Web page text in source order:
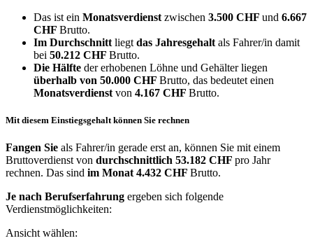
Das ist ein Monatsverdienst zwischen 3.500 CHF und 6.667
CHF Brutto.
Im Durchschnitt liegt das Jahresgehalt als Fahrer/in damit
bei 50.212 CHF Brutto.
Die Hälfte der erhobenen Löhne und Gehälter liegen
überhalb von 50.000 CHF Brutto, das bedeutet einen
Monatsverdienst von 4.167 CHF Brutto.
Mit diesem Einstiegsgehalt können Sie rechnen
Fangen Sie als Fahrer/in gerade erst an, können Sie mit einem
Bruttoverdienst von durchschnittlich 53.182 CHF pro Jahr
rechnen. Das sind im Monat 4.432 CHF Brutto.
Je nach Berufserfahrung ergeben sich folgende
Verdienstmöglichkeiten:
Ansicht wählen: